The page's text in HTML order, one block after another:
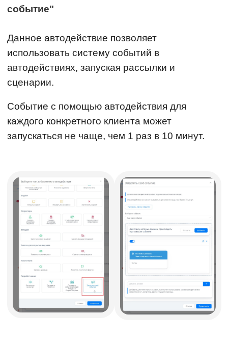
событие"
Данное автодействие позволяет
использовать систему событий в
автодействиях, запуская рассылки и
сценарии.
Событие с помощью автодействия для
каждого конкретного клиента может
запускаться не чаще, чем 1 раз в 10 минут.